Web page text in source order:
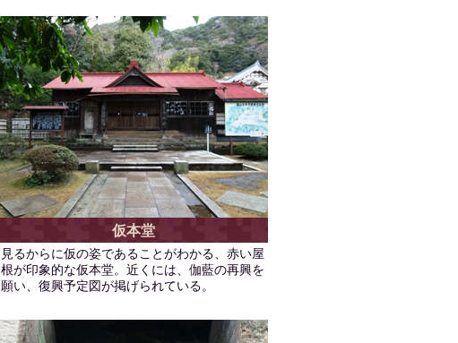
仮本堂
見るからに仮の姿であることがわかる、赤い屋
根が印象的な仮本堂。近くには、伽藍の再興を
願い、復興予定図が掲げられている。